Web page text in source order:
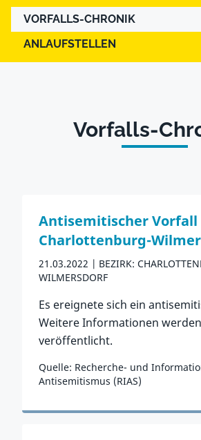
VORFALLS-CHRONIK
ANLAUFSTELLEN
Vorfalls-
Antisemitischer Vorfall
Charlottenburg-
21.03.2022
BEZIRK:
WILMERSDORF
Es ereignete sich ein
Weitere Informationen
veröffentlicht.
Quelle: Recherche- und
Antisemitismus (RIAS)
Zum Vorfall